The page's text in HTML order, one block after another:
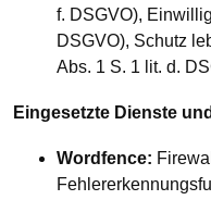
f. DSGVO),
DSGVO), Schutz
Abs. 1 S. 1 lit. d.
Eingesetzte Dienste
Wordfence: